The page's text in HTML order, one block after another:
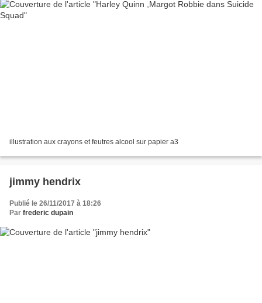
illustration aux crayons et feutres alcool sur papier a3
jimmy hendrix
Publié le 26/11/2017 à 18:26
Par frederic dupain